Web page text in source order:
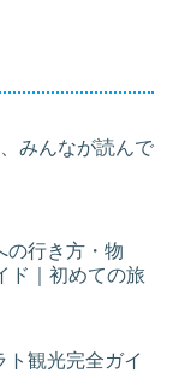
みんなが読んで
の行き方・物
ド｜初めての旅
ト観光完全ガイ